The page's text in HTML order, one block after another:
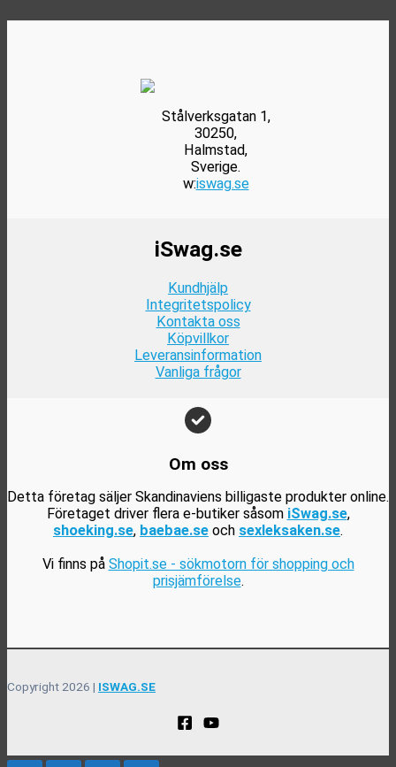
Stålverksgatan 1,
30250,
Halmstad,
Sverige.
w:iswag.se
iSwag.se
Kundhjälp
Integritetspolicy
Kontakta oss
Köpvillkor
Leveransinformation
Vanliga frågor
Om oss
Detta företag säljer Skandinaviens billigaste produkter online.
Företaget driver flera e-butiker såsom iSwag.se,
shoeking.se, baebae.se och sexleksaken.se.
Vi finns på Shopit.se - sökmotorn för shopping och
prisjämförelse.
Copyright 2026 | ISWAG.SE